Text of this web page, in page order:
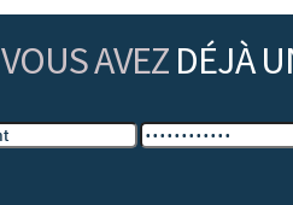
VOUS AVEZ DÉJÀ